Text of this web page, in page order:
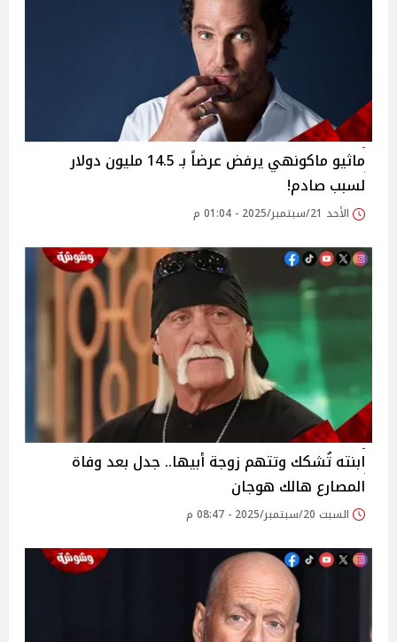
ماثيو ماكونهي يرفض عرضاً بـ 14.5 مليون دولار
لسبب صادم!
الأحد 21/سبتمبر/2025 - 01:04 م
ابنته تُشكك وتتهم زوجة أبيها.. جدل بعد وفاة
المصارع هالك هوجان
السبت 20/سبتمبر/2025 - 08:47 م